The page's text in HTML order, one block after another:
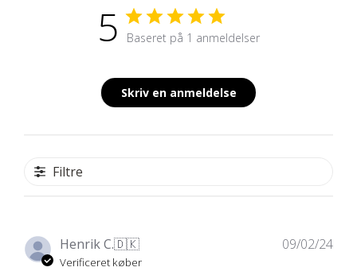
5 Baseret på 1 anmeldelser
Skriv en anmeldelse
Filtre
Henrik C.🇩🇰
Verificeret køber
09/02/24